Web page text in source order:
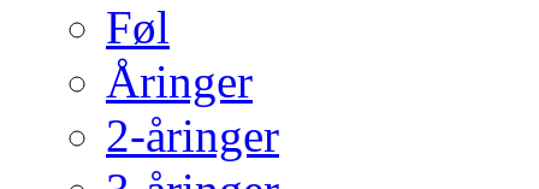
Føl
Åringer
2-åringer